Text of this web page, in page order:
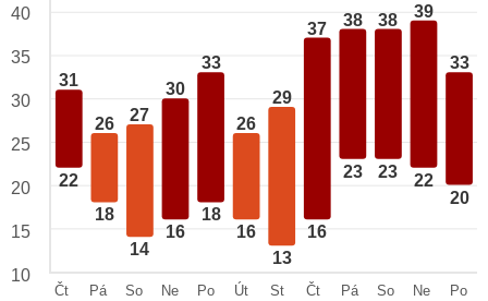
31
22
26
18
27
14
30
16
33
18
26
16
29
13
37
16
38
23
38
23
39
22
33
20
40
35
30
25
20
15
10
Čt
Pá
So
Ne
Po
Út
St
Čt
Pá
So
Ne
Po